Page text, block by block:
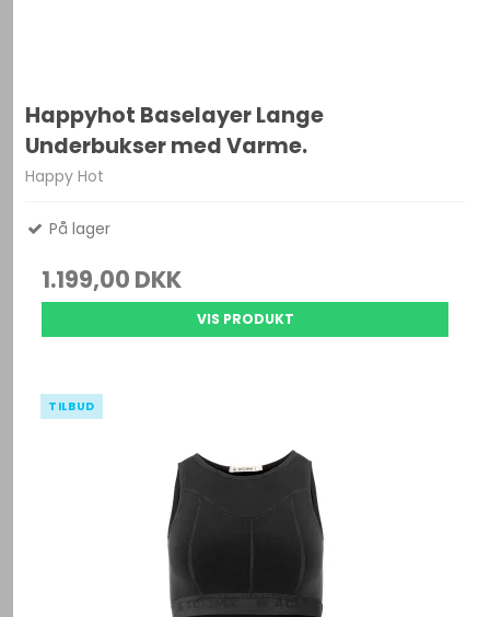
Happyhot Baselayer Lange
Underbukser med Varme.
Happy Hot
På lager
1.199,00 DKK
VIS PRODUKT
TILBUD